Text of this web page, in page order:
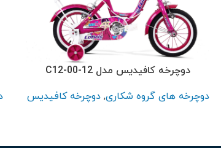
سایز 27.5
سایز 26
پر بازدید ترین
سایز 24
سایز 12
دوچرخه کافیدیس مدل C12-00-12
دوچرخه های گروه شکاری,دوچرخه کافیدیس